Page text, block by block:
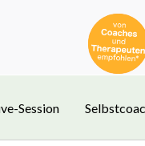
Session